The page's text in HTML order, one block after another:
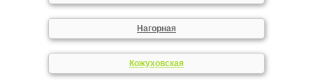
Нагорная
Кожуховская